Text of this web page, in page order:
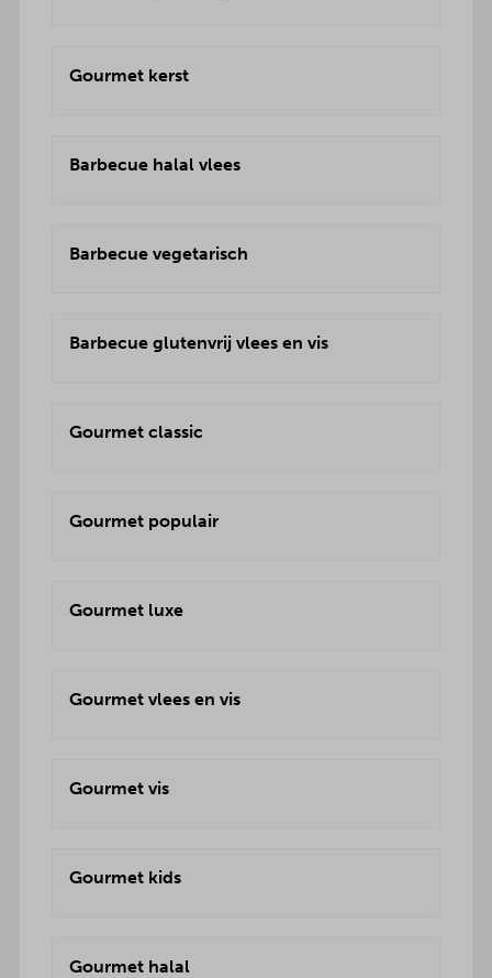
Gourmet kerst
Barbecue halal vlees
Barbecue vegetarisch
Barbecue glutenvrij vlees en vis
Gourmet classic
Gourmet populair
Gourmet luxe
Gourmet vlees en vis
Gourmet vis
Gourmet kids
Gourmet halal